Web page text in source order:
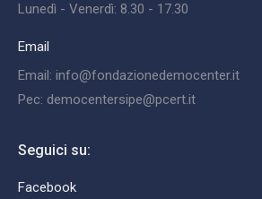
Lunedì - Venerdì: 8.30 - 17.30
Email
Email: info@fondazionedemocenter.it
Pec: democentersipe@pcert.it
Seguici su:
Facebook